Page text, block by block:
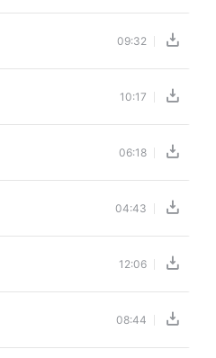
09:32
10:17
06:18
04:43
12:06
08:44